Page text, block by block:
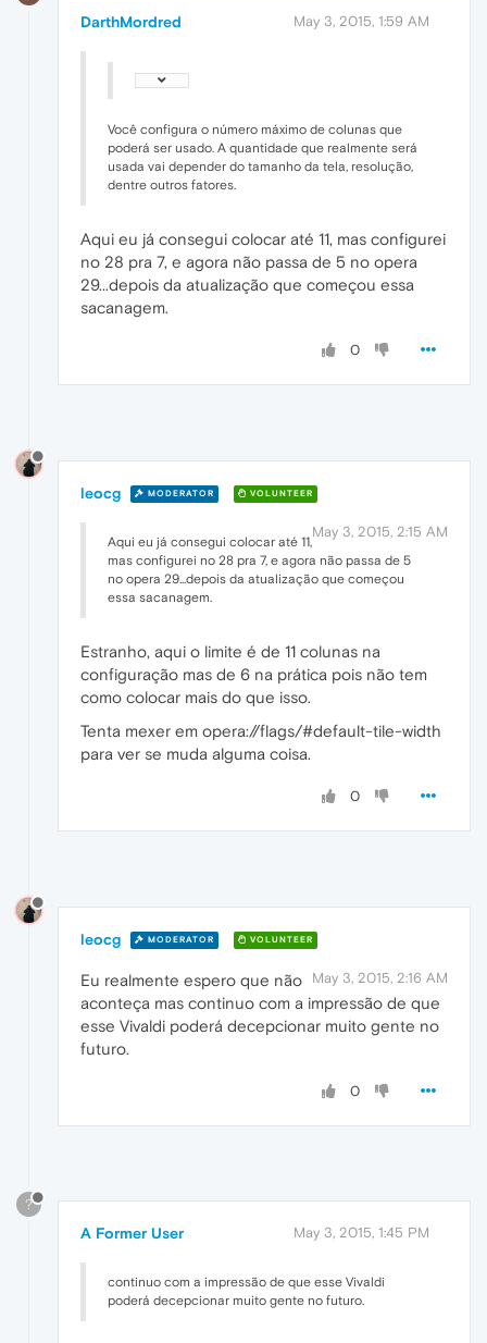
DarthMordred May 3, 2015, 1:59 AM
Você configura o número máximo de colunas que
poderá ser usado. A quantidade que realmente será
usada vai depender do tamanho da tela, resolução,
dentre outros fatores.
Aqui eu já consegui colocar até 11, mas configurei
no 28 pra 7, e agora não passa de 5 no opera
29...depois da atualização que começou essa
sacanagem.
0
leocg MODERATOR VOLUNTEER
May 3, 2015, 2:15 AM
Aqui eu já consegui colocar até 11,
mas configurei no 28 pra 7, e agora não passa de 5
no opera 29...depois da atualização que começou
essa sacanagem.
Estranho, aqui o limite é de 11 colunas na
configuração mas de 6 na prática pois não tem
como colocar mais do que isso.
Tenta mexer em opera://flags/#default-tile-width
para ver se muda alguma coisa.
0
leocg MODERATOR VOLUNTEER
May 3, 2015, 2:16 AM
Eu realmente espero que não
aconteça mas continuo com a impressão de que
esse Vivaldi poderá decepcionar muito gente no
futuro.
0
?
A Former User May 3, 2015, 1:45 PM
continuo com a impressão de que esse Vivaldi
poderá decepcionar muito gente no futuro.